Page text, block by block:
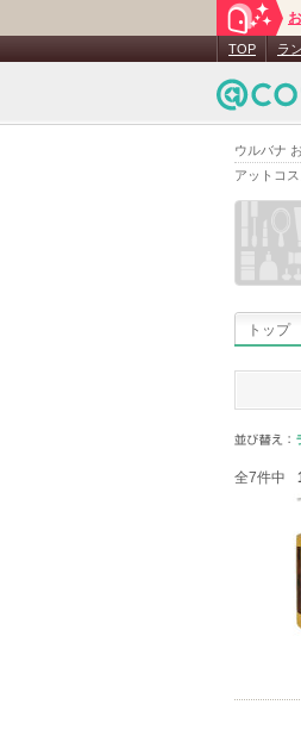
ウルバナ
アットコス
TOP ラ
トップ
全7件中